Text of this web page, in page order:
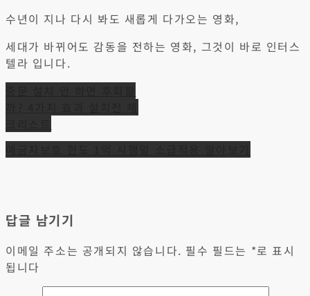
수년이 지나 다시 봐도 새롭게 다가오는 영화,
세대가 바뀌어도 감동을 전하는 영화, 그것이 바로 인터스
텔라 입니다.
색
답글 남기기
이메일 주소는 공개되지 않습니다. 필수 필드는 *로 표시
됩니다